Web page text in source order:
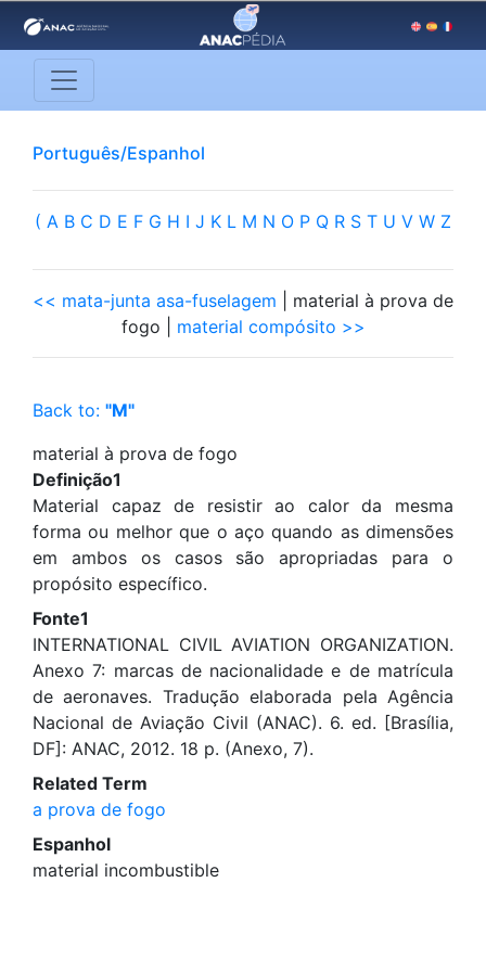
Português/Espanhol
( A B C D E F G H I J K L M N O P Q R S T U V W Z
<< mata-junta asa-fuselagem | material à prova de
fogo | material compósito >>
Back to: "M"
material à prova de fogo
Definição1
Material capaz de resistir ao calor da mesma
forma ou melhor que o aço quando as dimensões
em ambos os casos são apropriadas para o
propósito específico.
Fonte1
INTERNATIONAL CIVIL AVIATION ORGANIZATION.
Anexo 7: marcas de nacionalidade e de matrícula
de aeronaves. Tradução elaborada pela Agência
Nacional de Aviação Civil (ANAC). 6. ed. [Brasília,
DF]: ANAC, 2012. 18 p. (Anexo, 7).
Related Term
a prova de fogo
Espanhol
material incombustible